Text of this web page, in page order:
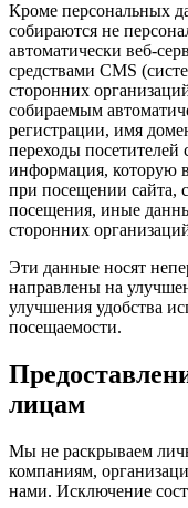
Кроме персональных
собираются не
автоматически веб-
средствами CMS
сторонних
собираемым
регистрации, имя
переходы
информация, которую
при посещении сайта,
посещения, иные
сторонних
Эти данные носят
направлены на
улучшения удобства
посещаемости.
лицам
Мы не раскрываем
компаниям,
нами. Исключение